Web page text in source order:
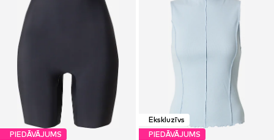
PIEDĀVĀJUMS
Ekskluzīvs
PIEDĀVĀJUMS